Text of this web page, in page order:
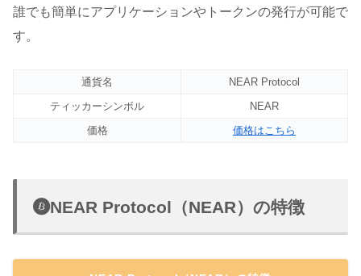
誰でも簡単にアプリケーションやトークンの発行が可能で
す。
通貨名
NEAR Protocol
ティッカーシンボル
NEAR
価格
価格はこちら
NEAR Protocol（NEAR）の特徴